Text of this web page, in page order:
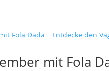
mit Fola